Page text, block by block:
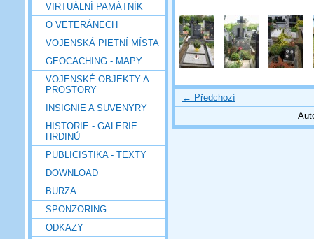
VIRTUÁLNÍ PAMÁTNÍK
O VETERÁNECH
VOJENSKÁ PIETNÍ MÍSTA
GEOCACHING - MAPY
VOJENSKÉ OBJEKTY A
PROSTORY
INSIGNIE A SUVENYRY
HISTORIE - GALERIE
HRDINŮ
PUBLICISTIKA - TEXTY
DOWNLOAD
BURZA
SPONZORING
ODKAZY
← Předchozí